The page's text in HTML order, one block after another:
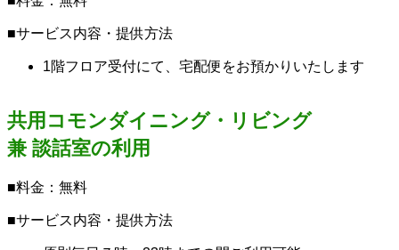
■サービス内容・提供方法
1階フロア受付にて、宅配便をお預かりいたします
共用コモンダイニング・リビング
兼 談話室の利用
■料金：無料
■サービス内容・提供方法